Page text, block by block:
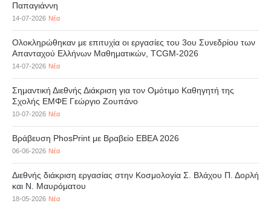
Παπαγιάννη
14-07-2026 Νέα
Ολοκληρώθηκαν με επιτυχία οι εργασίες του 3ου Συνεδρίου των
Απανταχού Ελλήνων Μαθηματικών, TCGM-2026
14-07-2026 Νέα
Σημαντική Διεθνής Διάκριση για τον Ομότιμο Καθηγητή της
Σχολής ΕΜΦΕ Γεώργιο Ζουπάνο
10-07-2026 Νέα
Βράβευση PhosPrint με Βραβείο ΕΒΕΑ 2026
06-06-2026 Νέα
Διεθνής διάκριση εργασίας στην Κοσμολογία Σ. Βλάχου Π. Δορλή
και Ν. Μαυρόματου
18-05-2026 Νέα